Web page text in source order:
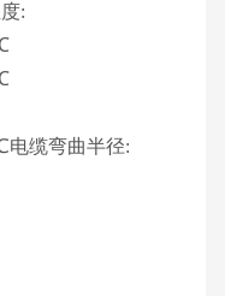
:
电缆弯曲半径: